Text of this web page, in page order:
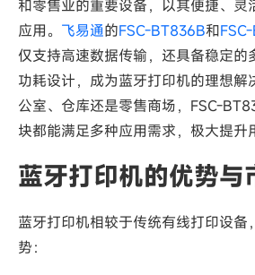
和零售业的重要设备，以其便捷、灵
应用。 飞易通的FSC-BT836B和
仅支持高速数据传输，还具备稳定的
功耗设计，成为蓝牙打印机的理想解
公室、仓库还是零售商场，FSC-
块都能满足多种应用需求，极大提升
蓝牙打印机的优势与
蓝牙打印机相较于传统有线打印设备
势：